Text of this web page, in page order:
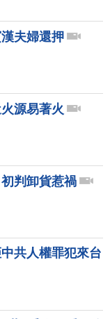
夫婦還押
源易著火
判卸貨惹禍
共人權罪犯來台